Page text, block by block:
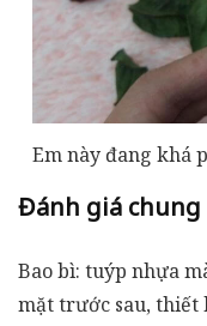
Em này đang khá
Đánh giá chung
Bao bì: tuýp nhựa
mặt trước sau, thiết